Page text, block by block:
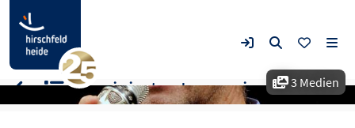
3 Medien
Konzipiertes Improvisationstheater